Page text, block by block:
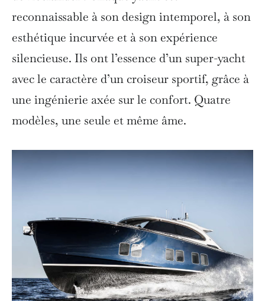
reconnaissable à son design intemporel, à son
esthétique incurvée et à son expérience
silencieuse. Ils ont l’essence d’un super-yacht
avec le caractère d’un croiseur sportif, grâce à
une ingénierie axée sur le confort. Quatre
modèles, une seule et même âme.